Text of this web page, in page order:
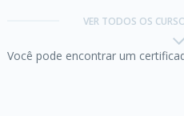
VER TODOS OS
Você pode encontrar um